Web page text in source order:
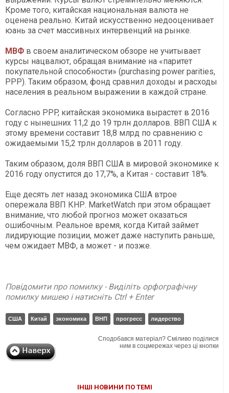
Кроме того, китайская национальная валюта не
оценена реально. Китай искусственно недооценивает
юань за счет массивных интервенций на рынке.
МВФ в своем аналитическом обзоре не учитывает
курсы нацвалют, обращая внимание на «паритет
покупательной способности» (purchasing power parities,
PPP). Таким образом, фонд сравнил доходы и расходы
населения в реальном выражении в каждой стране.
Согласно PPP, китайская экономика вырастет в 2016
году с нынешних 11,2 до 19 трлн долларов. ВВП США к
этому времени составит 18,8 млрд по сравнению с
ожидаемыми 15,2 трлн долларов в 2011 году.
Таким образом, доля ВВП США в мировой экономике к
2016 году опустится до 17,7%, а Китая - составит 18%.
Еще десять лет назад экономика США втрое
опережала ВВП КНР. MarketWatch при этом обращает
внимание, что любой прогноз может оказаться
ошибочным. Реальное время, когда Китай займет
лидирующие позиции, может даже наступить раньше,
чем ожидает МВФ, а может - и позже.
Повідомити про помилку - Виділіть орфографічну
помилку мишею і натисніть Ctrl + Enter
США Китай экономика ВНП прогресс лидерство
Сподобався матеріал? Сміливо поділися
ним в соцмережах через ці кнопки
ІНШІ НОВИНИ ПО ТЕМІ